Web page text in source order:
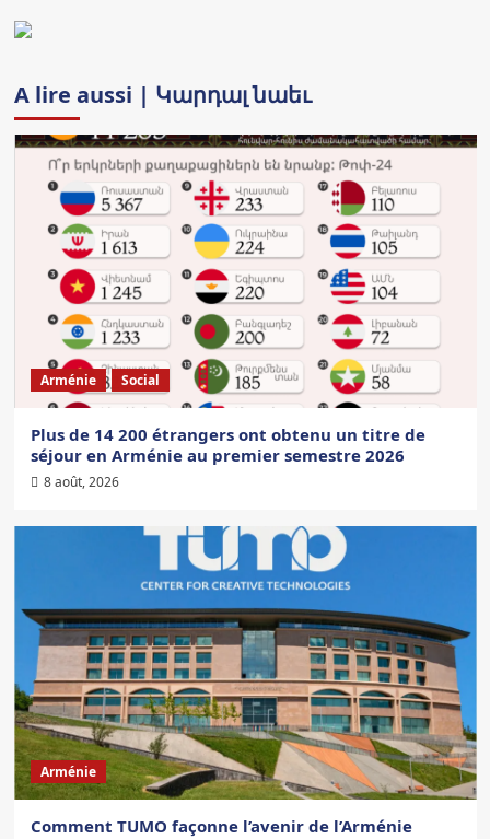
A lire aussi | Կարդալ նաեւ
Arménie Social
Plus de 14 200 étrangers ont obtenu un titre de
séjour en Arménie au premier semestre 2026
8 août, 2026
Arménie
Comment TUMO façonne l’avenir de l’Arménie